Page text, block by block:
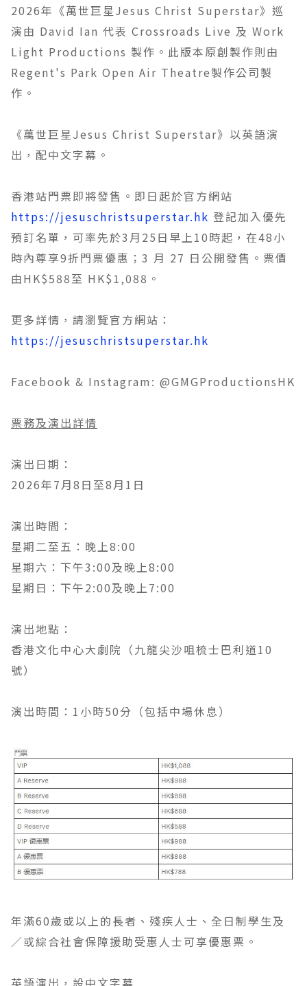
2026年《萬世巨星Jesus Christ Superstar》巡
演由 David Ian 代表 Crossroads Live 及 Work
Light Productions 製作。此版本原創製作則由
Regent's Park Open Air Theatre製作公司製
作。​
《萬世巨星Jesus Christ Superstar》以英語演
出，配中文字幕。
香港站門票即將發售。即日起於官方網站
https://jesuschristsuperstar.hk 登記加入優先
預訂名單，可率先於3月25日早上10時起，在48小
時內尊享9折門票優惠；3 月 27 日公開發售。票價
由HK$588至 HK$1,088。
更多詳情，請瀏覽官方網站：
https://jesuschristsuperstar.hk
Facebook & Instagram: @GMGProductionsHK
票務及演出詳情
演出日期：
2026年7月8日至8月1日
演出時間：
星期二至五：晚上8:00
星期六：下午3:00及晚上8:00
星期日：下午2:00及晚上7:00
演出地點：
香港文化中心大劇院（九龍尖沙咀梳士巴利道10
號）
演出時間：1小時50分（包括中場休息）
年滿60歲或以上的長者、殘疾人士、全日制學生及
／或綜合社會保障援助受惠人士可享優惠票。